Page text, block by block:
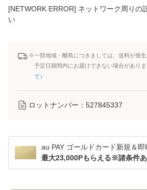
[NETWORK ERROR] ネットワーク周りの
い
※一部地域・離島につきましては、送料が発
予定日期間内にお届けできない場合がありま
て ）
ロットナンバー： 527845337
au PAY ゴールドカード新規＆即
最大23,000Pもらえる※諸条件あ